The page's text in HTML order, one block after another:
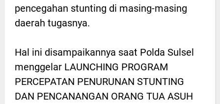
pencegahan stunting di masing-masing
daerah tugasnya.
Hal ini disampaikannya saat Polda Sulsel
menggelar LAUNCHING PROGRAM
PERCEPATAN PENURUNAN STUNTING
DAN PENCANANGAN ORANG TUA ASUH